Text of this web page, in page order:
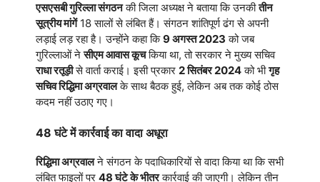
एसएसबी गुरिल्ला संगठनकी जिला अध्यक्ष ने बताया कि उनकीतीन
सूत्रीय मांगें18 सालों से लंबित हैं। संगठन शांतिपूर्ण ढंग से अपनी
लड़ाई लड़ रहा है। उन्होंने कहा कि9 अगस्त 2023 को जब
गुरिल्लाओं नेसीएम आवास कूचकिया था, तो सरकार ने मुख्य सचिव
राधा रतूड़ीसे वार्ता कराई। इसी प्रकार 2 सितंबर 2024को भीगृह
सचिव रिद्धिमा अग्रवालके साथ बैठक हुई, लेकिन अब तक कोई ठोस
कदम नहीं उठाए गए।
48 घंटे में कार्रवाई का वादा अधूरा
रिद्धिमा अग्रवालने संगठन के पदाधिकारियों से वादा किया था कि सभी
लंबित फाइलों पर 48 घंटे के भीतरकार्रवाई की जाएगी। लेकिन तीन